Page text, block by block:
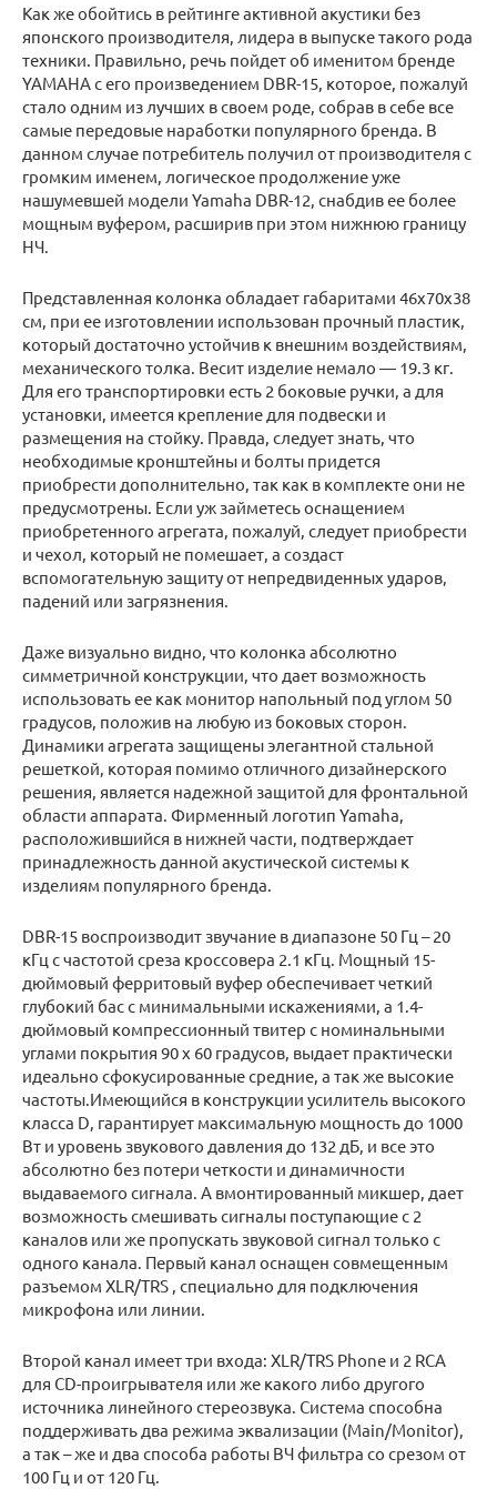
Как же обойтись в рейтинге активной акустики без
японского производителя, лидера в выпуске такого рода
техники. Правильно, речь пойдет об именитом бренде
YAMAHA с его произведением DBR-15, которое, пожалуй
стало одним из лучших в своем роде, собрав в себе все
самые передовые наработки популярного бренда. В
данном случае потребитель получил от производителя с
громким именем, логическое продолжение уже
нашумевшей модели Yamaha DBR-12, снабдив ее более
мощным вуфером, расширив при этом нижнюю границу
НЧ.
Представленная колонка обладает габаритами 46х70х38
см, при ее изготовлении использован прочный пластик,
который достаточно устойчив к внешним воздействиям,
механического толка. Весит изделие немало — 19.3 кг.
Для его транспортировки есть 2 боковые ручки, а для
установки, имеется крепление для подвески и
размещения на стойку. Правда, следует знать, что
необходимые кронштейны и болты придется
приобрести дополнительно, так как в комплекте они не
предусмотрены. Если уж займетесь оснащением
приобретенного агрегата, пожалуй, следует приобрести
и чехол, который не помешает, а создаст
вспомогательную защиту от непредвиденных ударов,
падений или загрязнения.
Даже визуально видно, что колонка абсолютно
симметричной конструкции, что дает возможность
использовать ее как монитор напольный под углом 50
градусов, положив на любую из боковых сторон.
Динамики агрегата защищены элегантной стальной
решеткой, которая помимо отличного дизайнерского
решения, является надежной защитой для фронтальной
области аппарата. Фирменный логотип Yamaha,
расположившийся в нижней части, подтверждает
принадлежность данной акустической системы к
изделиям популярного бренда.
DBR-15 воспроизводит звучание в диапазоне 50 Гц – 20
кГц с частотой среза кроссовера 2.1 кГц. Мощный 15-
дюймовый ферритовый вуфер обеспечивает четкий
глубокий бас с минимальными искажениями, а 1.4-
дюймовый компрессионный твитер с номинальными
углами покрытия 90 x 60 градусов, выдает практически
идеально сфокусированные средние, а так же высокие
частоты.Имеющийся в конструкции усилитель высокого
класса D, гарантирует максимальную мощность до 1000
Вт и уровень звукового давления до 132 дБ, и все это
абсолютно без потери четкости и динамичности
выдаваемого сигнала. А вмонтированный микшер, дает
возможность смешивать сигналы поступающие с 2
каналов или же пропускать звуковой сигнал только с
одного канала. Первый канал оснащен совмещенным
разъемом XLR/TRS , специально для подключения
микрофона или линии.
Второй канал имеет три входа: XLR/TRS Phone и 2 RCA
для CD-проигрывателя или же какого либо другого
источника линейного стереозвука. Система способна
поддерживать два режима эквализации (Main/Monitor),
а так – же и два способа работы ВЧ фильтра со срезом от
100 Гц и от 120 Гц.